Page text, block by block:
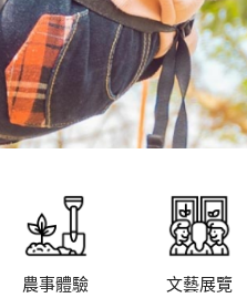
農事體驗 文藝展覽